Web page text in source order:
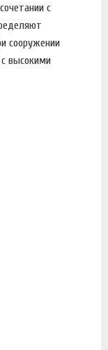
с
сооружении
с высокими